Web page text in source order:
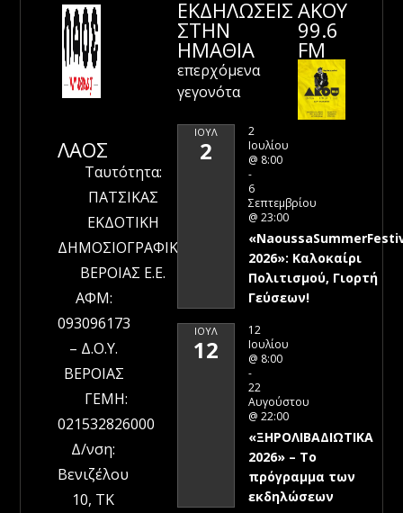
ΛΑΟΣ
Ταυτότητα:
ΠΑΤΣΙΚΑΣ
ΕΚΔΟΤΙΚΗ
ΔΗΜΟΣΙΟΓΡΑΦΙΚΗ
ΒΕΡΟΙΑΣ Ε.Ε.
ΑΦΜ:
093096173
– Δ.Ο.Υ.
ΒΕΡΟΙΑΣ
ΓΕΜΗ:
021532826000
Δ/νση:
Βενιζέλου
10, ΤΚ
ΕΚΔΗΛΩΣΕΙΣ
ΣΤΗΝ
ΗΜΑΘΊΑ
επερχόμενα
γεγονότα
ΙΟΎΛ
2
2
Ιουλίου
@ 8:00
-
6
Σεπτεμβρίου
@ 23:00
2026»: Καλοκαίρι
Πολιτισμού, Γιορτή
Γεύσεων!
ΙΟΎΛ
12
12
Ιουλίου
@ 8:00
-
22
Αυγούστου
@ 22:00
«ΞΗΡΟΛΙΒΑΔΙΩΤΙΚΑ
2026» – To
πρόγραμμα των
εκδηλώσεων
ΑΚΟΥ
99.6
FM